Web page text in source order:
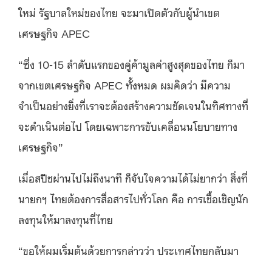
ใหม่ รัฐบาลใหม่ของไทย จะมาเปิดตัวกับผู้นำเขต
เศรษฐกิจ APEC
“ซึ่ง 10-15 ลำดับแรกของคู่ค้ามูลค่าสูงสุดของไทย ก็มา
จากเขตเศรษฐกิจ APEC ทั้งหมด ผมคิดว่า มีความ
จำเป็นอย่างยิ่งที่เราจะต้องสร้างความชัดเจนในทิศทางที่
จะดำเนินต่อไป โดยเฉพาะการขับเคลื่อนนโยบายทาง
เศรษฐกิจ”
เมื่อสปีชผ่านไปไม่ถึงนาที ก็จับใจความได้ไม่ยากว่า สิ่งที่
นายกฯ ไทยต้องการสื่อสารไปทั่วโลก คือ การเชื้อเชิญนัก
ลงทุนให้มาลงทุนที่ไทย
“ขอให้ผมเริ่มต้นด้วยการกล่าวว่า ประเทศไทยกลับมา